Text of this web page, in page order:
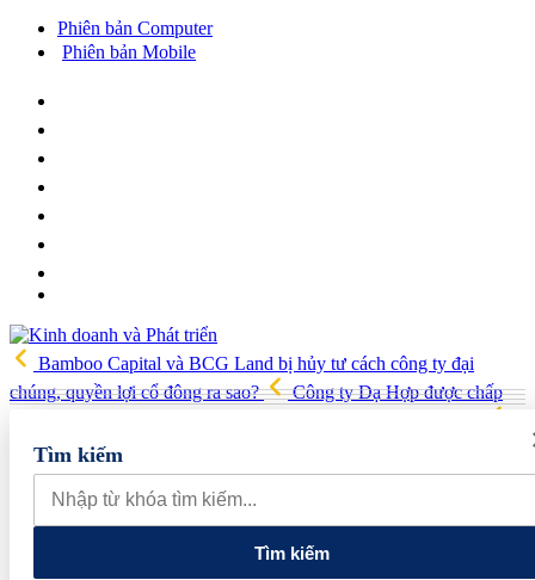
Phiên bản Computer
Phiên bản Mobile
Bamboo Capital và BCG Land bị hủy tư cách công ty đại
chúng, quyền lợi cổ đông ra sao?
Công ty Dạ Hợp được chấp
Gia đình Chủ tịch DIC Corp tiếp tục bị bán giải chấp hơn 8 triệu cổ
phiếu, doanh nghiệp mới hoàn thành khoảng 1/4 kế hoạch năm
Giá vàng sáng nay (7/8): Vàng SJC quay đầu giảm sâu
các cơ chế, chính sách đặc thù để thúc đẩy phát triển khu kinh tế đặc
Tìm kiếm
Tìm kiếm